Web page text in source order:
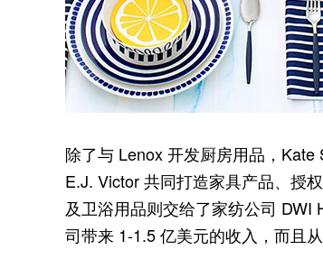
除了与 Lenox 开发厨房用品，
E.J. Victor 共同打造家具产品、授
及卫浴用品则交给了家纺公司
司带来 1-1.5 亿美元的收入，而且